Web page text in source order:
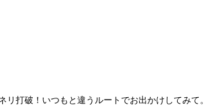
打破！いつもと違うルートでお出かけしてみて。